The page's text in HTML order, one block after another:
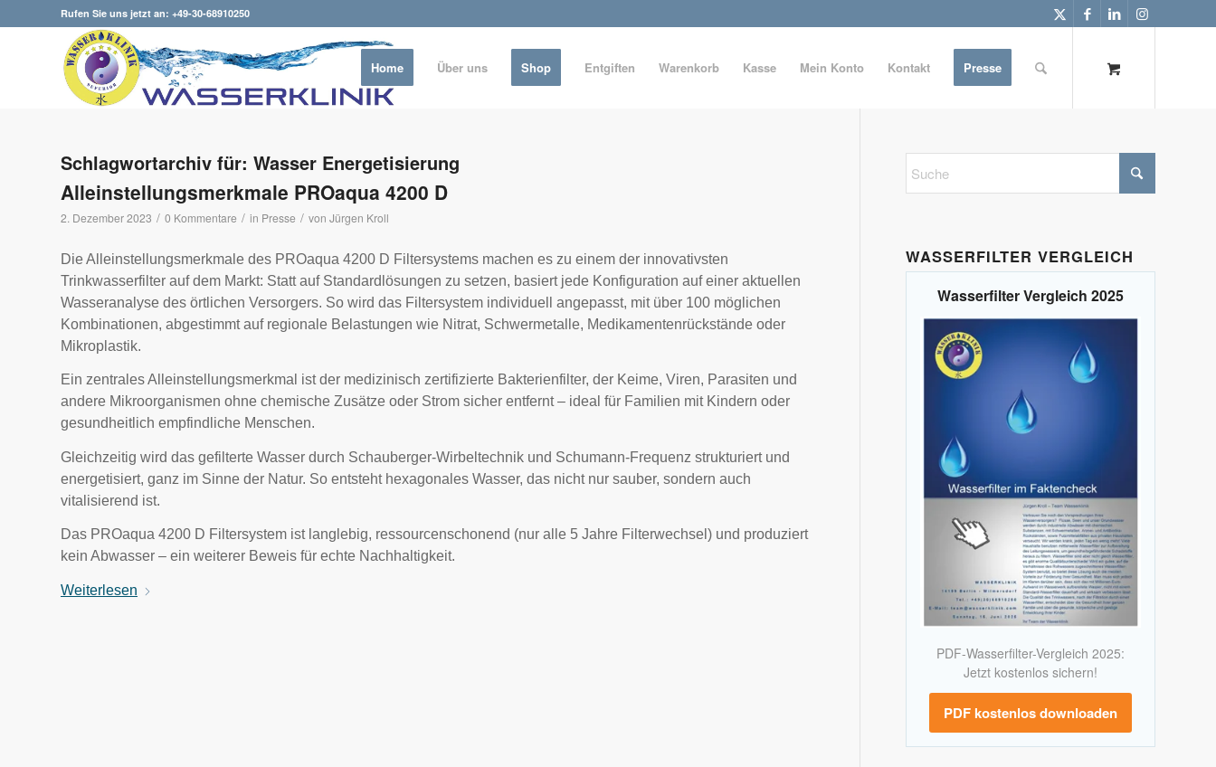
Rufen Sie uns jetzt an: +49-30-68910250
Home Über uns Shop Entgiften Warenkorb Kasse Mein Konto Kontakt Presse
Schlagwortarchiv für: Wasser Energetisierung
Alleinstellungsmerkmale PROaqua 4200 D
2. Dezember 2023 / 0 Kommentare / in Presse / von Jürgen Kroll
Die Alleinstellungsmerkmale des PROaqua 4200 D Filtersystems machen es zu einem der innovativsten
Trinkwasserfilter auf dem Markt: Statt auf Standardlösungen zu setzen, basiert jede Konfiguration auf einer aktuellen
Wasseranalyse des örtlichen Versorgers. So wird das Filtersystem individuell angepasst, mit über 100 möglichen
Kombinationen, abgestimmt auf regionale Belastungen wie Nitrat, Schwermetalle, Medikamentenrückstände oder
Mikroplastik.
Ein zentrales Alleinstellungsmerkmal ist der medizinisch zertifizierte Bakterienfilter, der Keime, Viren, Parasiten und
andere Mikroorganismen ohne chemische Zusätze oder Strom sicher entfernt – ideal für Familien mit Kindern oder
gesundheitlich empfindliche Menschen.
Gleichzeitig wird das gefilterte Wasser durch Schauberger-Wirbeltechnik und Schumann-Frequenz strukturiert und
energetisiert, ganz im Sinne der Natur. So entsteht hexagonales Wasser, das nicht nur sauber, sondern auch
vitalisierend ist.
Das PROaqua 4200 D Filtersystem ist langlebig, ressourcenschonend (nur alle 5 Jahre Filterwechsel) und produziert
kein Abwasser – ein weiterer Beweis für echte Nachhaltigkeit.
Weiterlesen
WASSERFILTER VERGLEICH
Wasserfilter Vergleich 2025
PDF-Wasserfilter-Vergleich 2025:
Jetzt kostenlos sichern!
PDF kostenlos downloaden